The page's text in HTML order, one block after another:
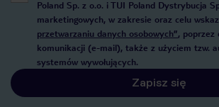
Poland Sp. z o.o. i TUI Poland Dystrybucja
marketingowych, w zakresie oraz celu
przetwarzaniu danych osobowych”, poprzez
komunikacji (e-mail), także z użyciem tzw.
systemów wywołujących.
Zapisz się